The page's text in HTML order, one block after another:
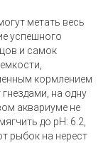
метать весь
успешного
и самок
кормлением
на одну
аквариуме не
до рН: 6.2,
рыбок на нерест